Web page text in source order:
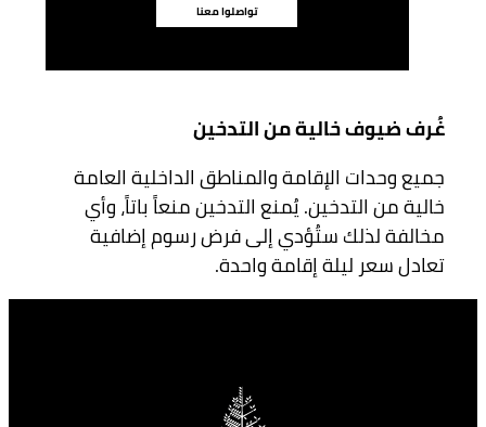
تواصلوا معنا
غُرف ضيوف خالية من التدخين
جميع وحدات الإقامة والمناطق الداخلية العامة
خالية من التدخين. يُمنع التدخين منعاً باتاً، وأي
مخالفة لذلك ستُؤدي إلى فرض رسوم إضافية
تعادل سعر ليلة إقامة واحدة.